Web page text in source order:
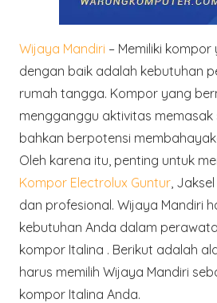
Wijaya Mandiri – Memiliki
dengan baik adalah kebutuhan
rumah tangga. Kompor yang
mengganggu aktivitas memasak
bahkan berpotensi
Oleh karena itu, penting untuk
Kompor Electrolux Guntur ,
dan profesional. Wijaya Mandiri
kebutuhan Anda dalam
kompor Italina . Berikut adalah
harus memilih Wijaya Mandiri
kompor Italina Anda.